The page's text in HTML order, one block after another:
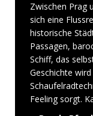
Zwischen Prag
sich eine
historische
Passagen,
Schiff, das
Geschichte
Feeling sorgt.